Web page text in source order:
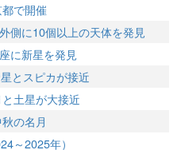
都で開催
側に10個以上の天体を発見
に新星を発見
とスピカが接近
土星が大接近
の名月
～2025年）